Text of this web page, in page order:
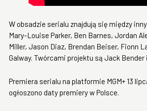
W obsadzie serialu znajdują się między
Mary-Louise Parker, Ben Barnes, Jordan
Miller, Jason Diaz, Brendan Beiser, Fionn
Galway. Twórcami projektu są Jack Bender
Premiera serialu na platformie MGM+ 13
ogłoszono daty premiery w Polsce.